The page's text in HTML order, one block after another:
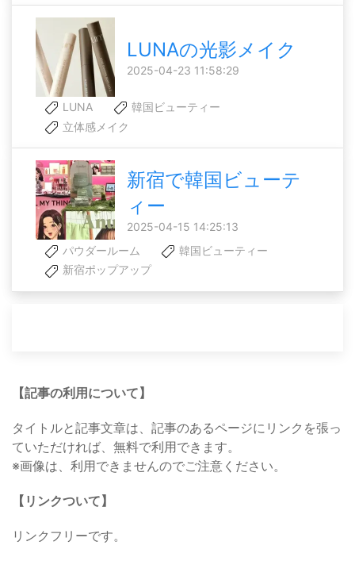
LUNAの光影メイク
2025-04-23 11:58:29
LUNA
韓国ビューティー
立体感メイク
新宿で韓国ビューテ
ィー
2025-04-15 14:25:13
パウダールーム
韓国ビューティー
新宿ポップアップ
【記事の利用について】
タイトルと記事文章は、記事のあるページにリンクを張っ
ていただければ、無料で利用できます。
※画像は、利用できませんのでご注意ください。
【リンクついて】
リンクフリーです。